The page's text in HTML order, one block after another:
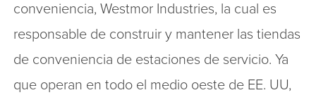
conveniencia, Westmor Industries, la cual es
responsable de construir y mantener las tiendas
de conveniencia de estaciones de servicio. Ya
que operan en todo el medio oeste de EE. UU,